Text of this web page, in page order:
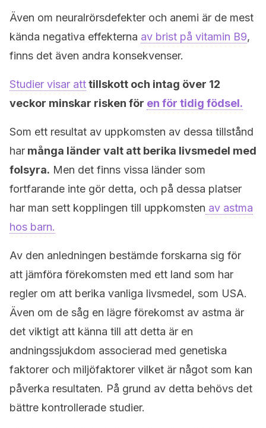
Även om neuralrörsdefekter och anemi är de mest
kända negativa effekterna av brist på vitamin B9,
finns det även andra konsekvenser.
Studier visar atttillskott och intag över 12
veckor minskar risken för en för tidig födsel.
Som ett resultat av uppkomsten av dessa tillstånd
har många länder valt att berika livsmedel med
folsyra. Men det finns vissa länder som
fortfarande inte gör detta, och på dessa platser
har man sett kopplingen till uppkomsten av astma
hos barn.
Av den anledningen bestämde forskarna sig för
att jämföra förekomsten med ett land som har
regler om att berika vanliga livsmedel, som USA.
Även om de såg en lägre förekomst av astma är
det viktigt att känna till att detta är en
andningssjukdom associerad med genetiska
faktorer och miljöfaktorer vilket är något som kan
påverka resultaten. På grund av detta behövs det
bättre kontrollerade studier.